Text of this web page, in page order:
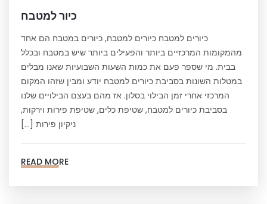
כיור למטבח
כיורים למטבח כיורים למטבח, כיורים במטבח הם אחד
מהמקומות המרכזיים ביותר והפעילים ביותר שיש במטבח ובכלל
בבית. מי שספר פעם את כמות השעות השבועיות שאנו מבלים
במטלות השונות בסביבת כיורים למטבח יודע ומבין שזהו המקום
המרכזי אחרי זמן הבילוי בסלון. אז מהם בעצם הבילויים שלנו
בסביבת כיורים למטבח, שטיפת כלים, שטיפת פירות וירקות,
ניקיון פירות […]
READ MORE